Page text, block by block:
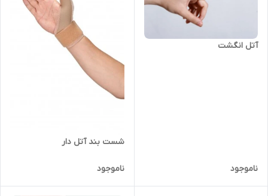
آتل انگشت
ناموجود
شست بند آتل دار
ناموجود